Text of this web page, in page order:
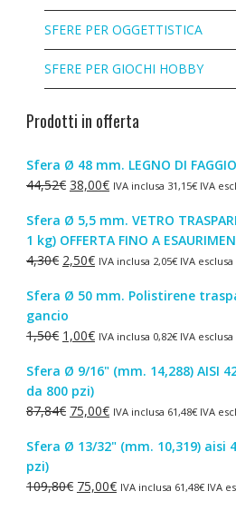
SFERE PER OGGETTISTICA
SFERE PER GIOCHI HOBBY
Prodotti in offerta
Sfera Ø 48 mm. LEGNO DI
44,52€ Il
originale
era:
44,52€.
38,00€Il
attuale
è:
38,00€.
IVA inclusa 31,15€IVA
Sfera Ø 5,5 mm. VETRO
1 kg) OFFERTA FINO A
4,30€ Il
originale
era:
4,30€.
2,50€Il
attuale
2,50€.
IVA inclusa 2,05€IVA esclusa
Sfera Ø 50 mm. Polistirene
gancio
1,50€ Il
originale
era:
1,50€.
1,00€Il
attuale
è:
1,00€.
IVA inclusa 0,82€IVA esclusa
Sfera Ø 9/16" (mm. 14,288) AISI
da 800 pzi)
87,84€ Il
originale
87,84€.
75,00€Il
attuale
75,00€.
IVA inclusa 61,48€IVA
Sfera Ø 13/32" (mm. 10,319) aisi
pzi)
109,80€ Il
75,00€IlIVA inclusa 61,48€IVA